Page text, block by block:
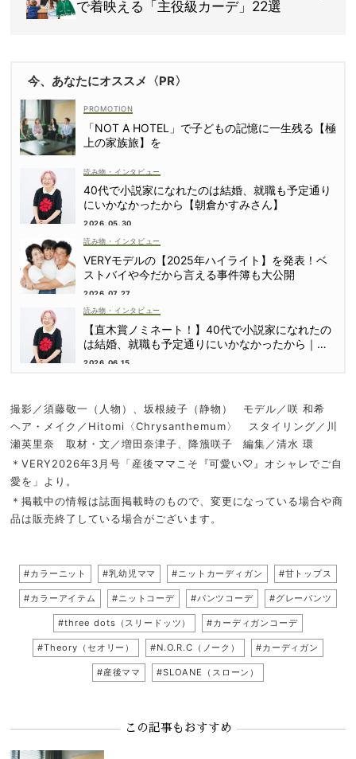
で着映える「主役級カーデ」22選
今、あなたにオススメ〈PR〉
「NOT A HOTEL」で子どもの記憶に一生残る【極
上の家族旅】を
読み物・インタビュー
40代で小説家になれたのは結婚、就職も予定通り
にいかなかったから【朝倉かすみさん】
2026.05.30
読み物・インタビュー
VERYモデルの【2025年ハイライト】を発表！ベ
ストバイや今だから言える事件簿も大公開
2026.07.27
読み物・インタビュー
【直木賞ノミネート！】40代で小説家になれたの
は結婚、就職も予定通りにいかなかったから｜朝
倉かすみさん
2026.06.15
撮影／須藤敬一（人物）、坂根綾子（静物） モデル／咲 和希
ヘア・メイク／Hitomi〈Chrysanthemum〉 スタイリング／川
瀬英里奈 取材・文／増田奈津子、降籏咲子 編集／清水 環
＊VERY2026年3月号「産後ママこそ『可愛い♡』オシャレでご自
愛を」より。
＊掲載中の情報は誌面掲載時のもので、変更になっている場合や商
品は販売終了している場合がございます。
#カラーニット #乳幼児ママ #ニットカーディガン #甘トップス
#カラーアイテム #ニットコーデ #パンツコーデ #グレーパンツ
#three dots（スリードッツ） #カーディガンコーデ
#Theory（セオリー） #N.O.R.C（ノーク） #カーディガン
#産後ママ #SLOANE（スローン）
この記事もおすすめ